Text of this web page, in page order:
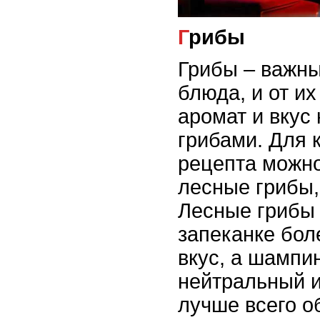
Грибы
Грибы –
блюда, и от их
аромат и вкус
грибами. Для
рецепта
лесные
Лесные грибы
запеканке
вкус, а
нейтральный
лучше всего